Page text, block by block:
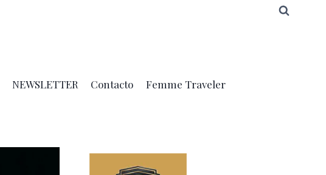
NEWSLETTER Contacto Femme Traveler